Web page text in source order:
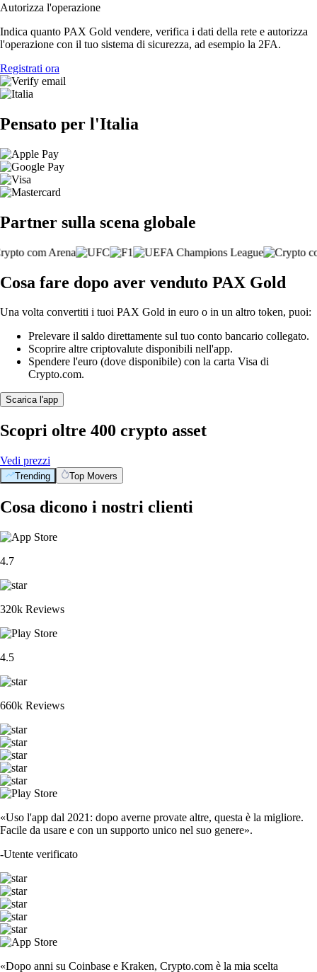
Autorizza l'operazione
Indica quanto PAX Gold vendere, verifica i dati della rete e autorizza
l'operazione con il tuo sistema di sicurezza, ad esempio la 2FA.
Registrati ora
Pensato per l'Italia
Partner sulla scena globale
Cosa fare dopo aver venduto PAX Gold
Una volta convertiti i tuoi PAX Gold in euro o in un altro token, puoi:
Prelevare il saldo direttamente sul tuo conto bancario collegato.
Scoprire altre criptovalute disponibili nell'app.
Spendere l'euro (dove disponibile) con la carta Visa di
Crypto.com.
Scarica l'app
Scopri oltre 400 crypto asset
Vedi prezzi
Trending Top Movers
Cosa dicono i nostri clienti
4.7
320k Reviews
4.5
660k Reviews
«Uso l'app dal 2021: dopo averne provate altre, questa è la migliore.
Facile da usare e con un supporto unico nel suo genere».
-Utente verificato
«Dopo anni su Coinbase e Kraken, Crypto.com è la mia scelta